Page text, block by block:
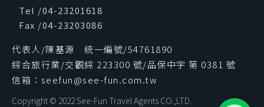
Tel /04-23201618
Fax /04-23203086
代表人/陳基源 統一編號/54761890
綜合旅行業/交觀綜 223300 號/品保中字 第 0381 號
信箱：seefun@see-fun.com.tw
Copyright © 2022 See-Fun Travel Agents CO.,LTD.